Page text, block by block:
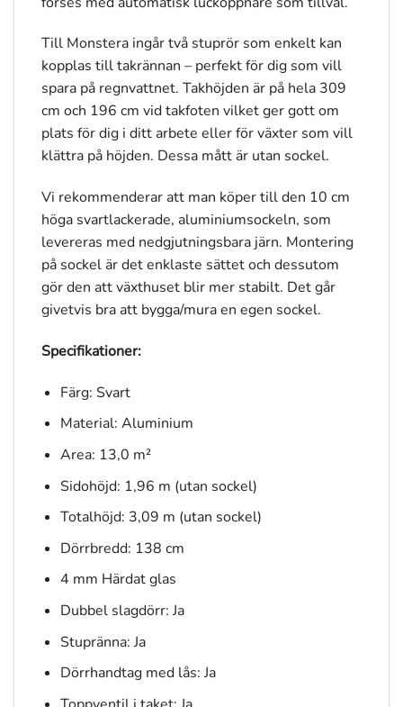
Till Monstera ingår två stuprör som enkelt kan
kopplas till takrännan – perfekt för dig som vill
spara på regnvattnet. Takhöjden är på hela 309
cm och 196 cm vid takfoten vilket ger gott om
plats för dig i ditt arbete eller för växter som vill
klättra på höjden. Dessa mått är utan sockel.
Vi rekommenderar att man köper till den 10 cm
höga svartlackerade, aluminiumsockeln, som
levereras med nedgjutningsbara järn. Montering
på sockel är det enklaste sättet och dessutom
gör den att växthuset blir mer stabilt. Det går
givetvis bra att bygga/mura en egen sockel.
Specifikationer:
Färg: Svart
Material: Aluminium
Area: 13,0 m²
Sidohöjd: 1,96 m (utan sockel)
Totalhöjd: 3,09 m (utan sockel)
Dörrbredd: 138 cm
4 mm Härdat glas
Dubbel slagdörr: Ja
Stupränna: Ja
Dörrhandtag med lås: Ja